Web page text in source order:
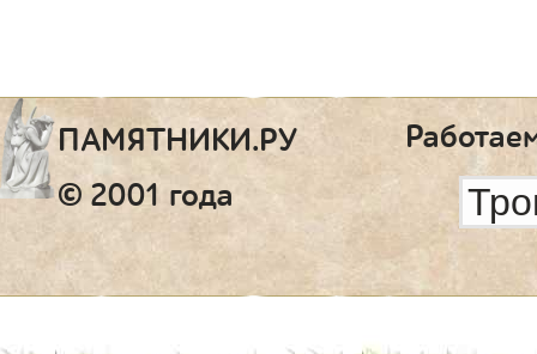
ПАМЯТНИКИ.РУ
© 2001 года